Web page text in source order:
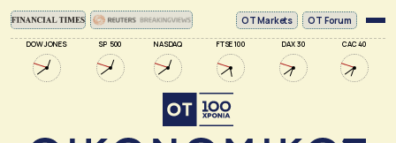
DOW JONES SP 500 NASDAQ FTSE 100 DAX 30 CAC 40
ΟΤ Markets OT Forum